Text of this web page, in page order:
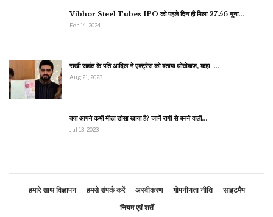
Vibhor Steel Tubes IPO को पहले दिन ही मिला 27.56 गुना…
Feb 14, 2024
राखी सावंत के पति आदिल ने एक्ट्रेस को बताया धोखेबाज, कहा-…
Aug 21, 2023
क्या आपने कभी मीठा डोसा खाया है? जानें रागी से बनने वाली…
Jul 13, 2023
हमारे साथ विज्ञापन हमसे संपर्क करें अस्वीकरण गोपनीयता नीति
साइटमैप
नियम एवं शर्तें